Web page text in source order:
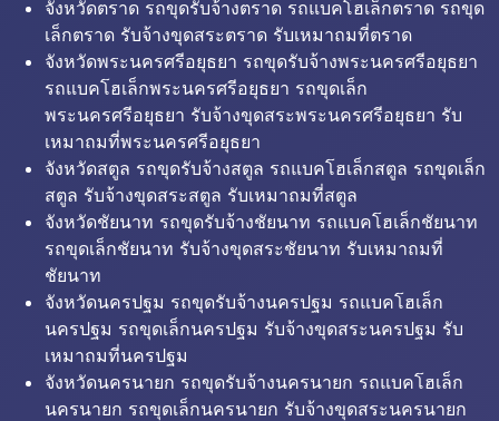
จังหวัดตราด รถขุดรับจ้างตราด รถแบคโฮเล็กตราด รถขุด
เล็กตราด รับจ้างขุดสระตราด รับเหมาถมที่ตราด
จังหวัดพระนครศรีอยุธยา รถขุดรับจ้างพระนครศรีอยุธยา
รถแบคโฮเล็กพระนครศรีอยุธยา รถขุดเล็ก
พระนครศรีอยุธยา รับจ้างขุดสระพระนครศรีอยุธยา รับ
เหมาถมที่พระนครศรีอยุธยา
จังหวัดสตูล รถขุดรับจ้างสตูล รถแบคโฮเล็กสตูล รถขุดเล็ก
สตูล รับจ้างขุดสระสตูล รับเหมาถมที่สตูล
จังหวัดชัยนาท รถขุดรับจ้างชัยนาท รถแบคโฮเล็กชัยนาท
รถขุดเล็กชัยนาท รับจ้างขุดสระชัยนาท รับเหมาถมที่
ชัยนาท
จังหวัดนครปฐม รถขุดรับจ้างนครปฐม รถแบคโฮเล็ก
นครปฐม รถขุดเล็กนครปฐม รับจ้างขุดสระนครปฐม รับ
เหมาถมที่นครปฐม
จังหวัดนครนายก รถขุดรับจ้างนครนายก รถแบคโฮเล็ก
นครนายก รถขุดเล็กนครนายก รับจ้างขุดสระนครนายก